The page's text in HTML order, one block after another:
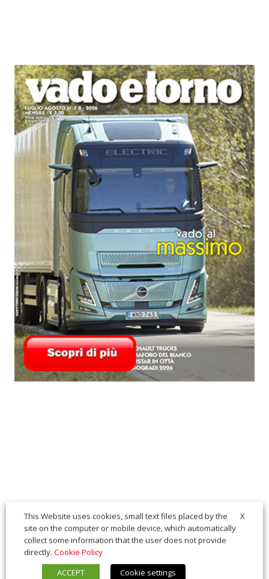
X
This Website uses cookies, small text files placed by the
site on the computer or mobile device, which automatically
collect some information that the user does not provide
directly. Cookie Policy
ACCEPT
Cookie settings